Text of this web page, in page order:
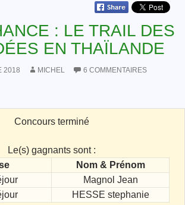
: LE TRAIL DES
EN THAÏLANDE
2018 MICHEL 6 COMMENTAIRES
Concours terminé
Le(s) gagnants sont :
Nom & Prénom
Magnol Jean
HESSE stephanie